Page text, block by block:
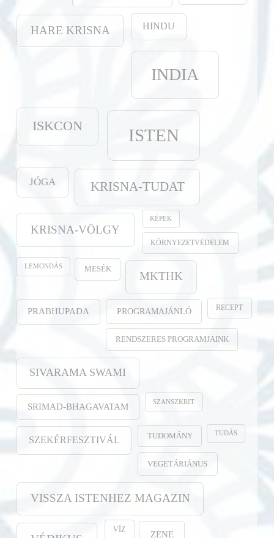
HARE KRISNA HINDU
INDIA
ISKCON ISTEN
JÓGA KRISNA-TUDAT
KRISNA-VÖLGY
KÉPEK
KÖRNYEZETVÉDELEM
LEMONDÁS MESÉK
MKTHK
PRABHUPADA PROGRAMAJÁNLÓ RECEPT
RENDSZERES PROGRAMJAINK
SIVARAMA SWAMI
SRIMAD-BHAGAVATAM SZANSZKRIT
SZEKÉRFESZTIVÁL TUDOMÁNY TUDÁS
VEGETÁRIÁNUS
VISSZA ISTENHEZ MAGAZIN
VÍZ ZENE